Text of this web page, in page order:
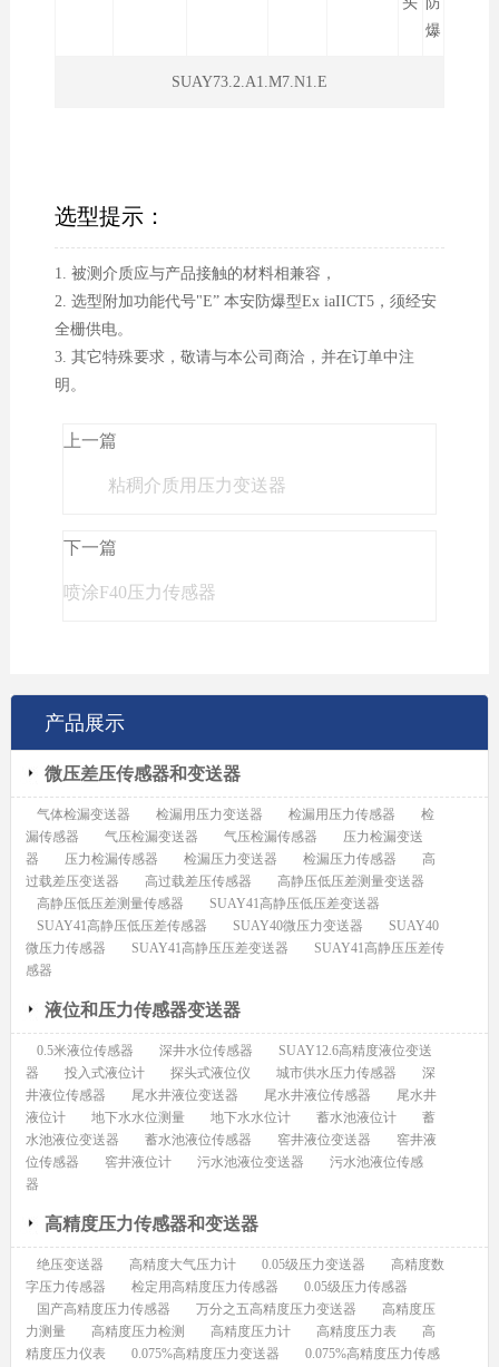
爆
SUAY73.2.A1.M7.N1.E
选型提示：
1. 被测介质应与产品接触的材料相兼容，
2. 选型附加功能代号"E” 本安防爆型Ex iaIICT5，须经安
全栅供电。
3. 其它特殊要求，敬请与本公司商洽，并在订单中注
明。
上一篇
粘稠介质用压力变送器
下一篇
喷涂F40压力传感器
产品展示
微压差压传感器和变送器
气体检漏变送器 检漏用压力变送器 检漏用压力传感器
检
漏传感器
气压检漏变送器 气压检漏传感器
压力检漏变送
器
压力检漏传感器 检漏压力变送器 检漏压力传感器
高
过载差压变送器
高过载差压传感器
高静压低压差测量变送器
高静压低压差测量传感器
SUAY41高静压低压差变送器
SUAY41高静压低压差传感器
SUAY40微压力变送器
SUAY40
微压力传感器
SUAY41高静压压差变送器
SUAY41高静压压差传
感器
液位和压力传感器变送器
0.5米液位传感器 深井水位传感器
SUAY12.6高精度液位变送
器
投入式液位计 探头式液位仪 城市供水压力传感器
深
井液位传感器
尾水井液位变送器 尾水井液位传感器
尾水井
液位计
地下水水位测量 地下水水位计 蓄水池液位计
蓄
水池液位变送器
蓄水池液位传感器 窖井液位变送器
窖井液
位传感器
窖井液位计 污水池液位变送器
污水池液位传感
器
高精度压力传感器和变送器
绝压变送器 高精度大气压力计 0.05级压力变送器
高精度数
字压力传感器
检定用高精度压力传感器
0.05级压力传感器
国产高精度压力传感器
万分之五高精度压力变送器
高精度压
力测量
高精度压力检测 高精度压力计 高精度压力表
高
精度压力仪表
0.075%高精度压力变送器
0.075%高精度压力传感